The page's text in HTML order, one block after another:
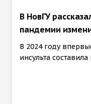
В НовГУ
пандемии
В 2024 году
инсульта